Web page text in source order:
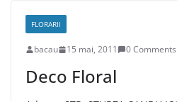
FLORARII
bacau 15 mai, 2011 0 Comments
Deco Floral